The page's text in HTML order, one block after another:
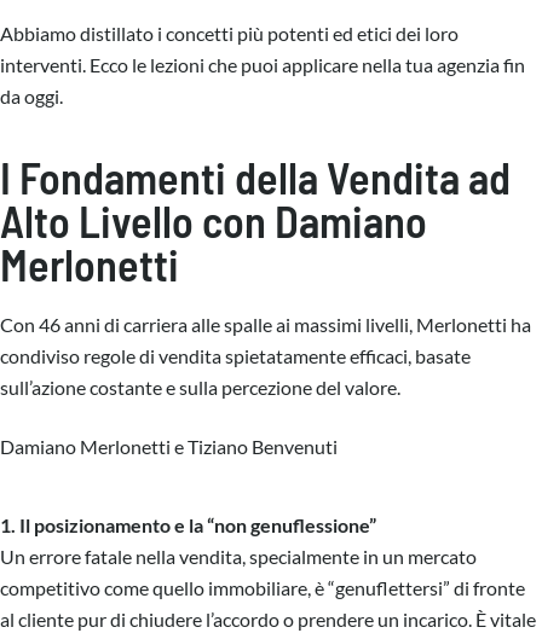
Abbiamo distillato i concetti più potenti ed etici dei loro
interventi. Ecco le lezioni che puoi applicare nella tua agenzia fin
da oggi.
I Fondamenti della Vendita ad
Alto Livello con Damiano
Merlonetti
Con 46 anni di carriera alle spalle ai massimi livelli, Merlonetti ha
condiviso regole di vendita spietatamente efficaci, basate
sull’azione costante e sulla percezione del valore.
Damiano Merlonetti e Tiziano Benvenuti
1. Il posizionamento e la “non genuflessione”
Un errore fatale nella vendita, specialmente in un mercato
competitivo come quello immobiliare, è “genuflettersi” di fronte
al cliente pur di chiudere l’accordo o prendere un incarico. È vitale